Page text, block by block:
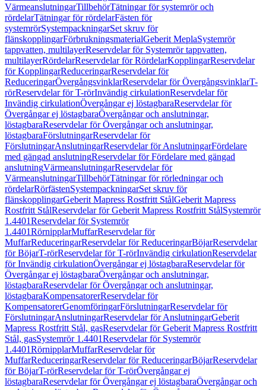
VärmeanslutningarTillbehörTätningar för systemrör och
rördelarTätningar för rördelarFästen för
systemrörSystempackningarSet skruv för
flänskopplingarFörbrukningsmaterialGeberit MeplaSystemrör
tappvatten, multilayerReservdelar för Systemrör tappvatten,
multilayerRördelarReservdelar för RördelarKopplingarReservdelar
för KopplingarReduceringarReservdelar för
ReduceringarÖvergångsvinklarReservdelar för ÖvergångsvinklarT-
rörReservdelar för T-rörInvändig cirkulationReservdelar för
Invändig cirkulationÖvergångar ej löstagbaraReservdelar för
Övergångar ej löstagbaraÖvergångar och anslutningar,
löstagbaraReservdelar för Övergångar och anslutningar,
löstagbaraFörslutningarReservdelar för
FörslutningarAnslutningarReservdelar för AnslutningarFördelare
med gängad anslutningReservdelar för Fördelare med gängad
anslutningVärmeanslutningarReservdelar för
VärmeanslutningarTillbehörTätningar för rörledningar och
rördelarRörfästenSystempackningarSet skruv för
flänskopplingarGeberit Mapress Rostfritt StålGeberit Mapress
Rostfritt StålReservdelar för Geberit Mapress Rostfritt StålSystemrör
1.4401Reservdelar för Systemrör
1.4401RörnipplarMuffarReservdelar för
MuffarReduceringarReservdelar för ReduceringarBöjarReservdelar
för BöjarT-rörReservdelar för T-rörInvändig cirkulationReservdelar
för Invändig cirkulationÖvergångar ej löstagbaraReservdelar för
Övergångar ej löstagbaraÖvergångar och anslutningar,
löstagbaraReservdelar för Övergångar och anslutningar,
löstagbaraKompensatorerReservdelar för
KompensatorerGenomföringarFörslutningarReservdelar för
FörslutningarAnslutningarReservdelar för AnslutningarGeberit
Mapress Rostfritt Stål, gasReservdelar för Geberit Mapress Rostfritt
Stål, gasSystemrör 1.4401Reservdelar för Systemrör
1.4401RörnipplarMuffarReservdelar för
MuffarReduceringarReservdelar för ReduceringarBöjarReservdelar
för BöjarT-rörReservdelar för T-rörÖvergångar ej
löstagbaraReservdelar för Övergångar ej löstagbaraÖvergångar och